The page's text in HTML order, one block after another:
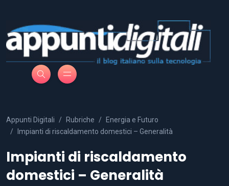
Appunti Digitali Rubriche
Energia e Futuro
Impianti di riscaldamento domestici – Generalità
Impianti di riscaldamento
domestici – Generalità